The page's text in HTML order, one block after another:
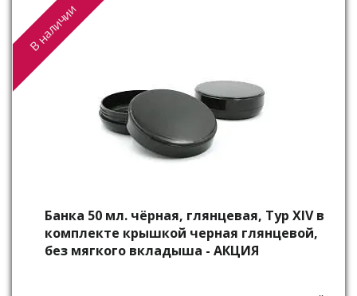
В наличии
Банка 50 мл. чёрная, глянцевая, Typ XIV в
комплекте крышкой черная глянцевой,
без мягкого вкладыша - АКЦИЯ